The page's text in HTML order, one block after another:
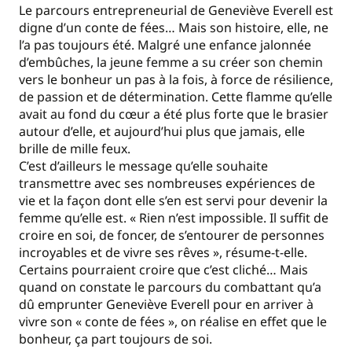
Le parcours entrepreneurial de Geneviève Everell est
digne d’un conte de fées… Mais son histoire, elle, ne
l’a pas toujours été. Malgré une enfance jalonnée
d’embûches, la jeune femme a su créer son chemin
vers le bonheur un pas à la fois, à force de résilience,
de passion et de détermination. Cette flamme qu’elle
avait au fond du cœur a été plus forte que le brasier
autour d’elle, et aujourd’hui plus que jamais, elle
brille de mille feux.
C’est d’ailleurs le message qu’elle souhaite
transmettre avec ses nombreuses expériences de
vie et la façon dont elle s’en est servi pour devenir la
femme qu’elle est. « Rien n’est impossible. Il suffit de
croire en soi, de foncer, de s’entourer de personnes
incroyables et de vivre ses rêves », résume-t-elle.
Certains pourraient croire que c’est cliché… Mais
quand on constate le parcours du combattant qu’a
dû emprunter Geneviève Everell pour en arriver à
vivre son « conte de fées », on réalise en effet que le
bonheur, ça part toujours de soi.